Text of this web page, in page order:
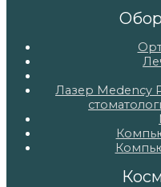
Лазер Medency